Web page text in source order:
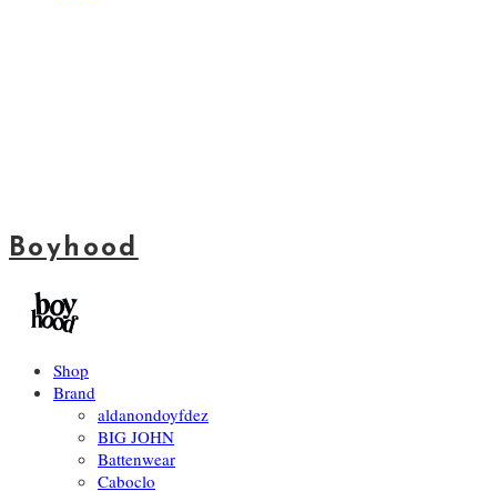
Boyhood
Shop
Brand
aldanondoyfdez
BIG JOHN
Battenwear
Caboclo